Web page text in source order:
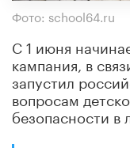
Фото: school64.ru
С 1 июня
кампания, в
запустил
вопросам
безопасности в